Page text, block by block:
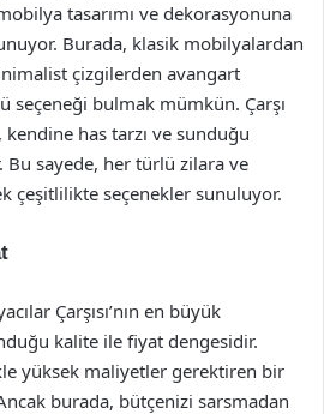
tasarımı ve dekorasyonuna
Burada, klasik mobilyalardan
çizgilerden avangart
seçeneği bulmak mümkün. Çarşı
has tarzı ve sunduğu
sayede, her türlü zilara ve
çeşitlilikte seçenekler sunuluyor.
Çarşısı’nın en büyük
kalite ile fiyat dengesidir.
yüksek maliyetler gerektiren bir
burada, bütçenizi sarsmadan